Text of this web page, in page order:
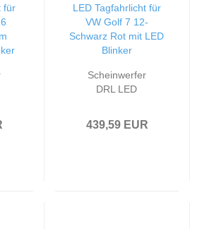
Scheinwerfer
DRL LED
Golf 7 12-
439,59 EUR